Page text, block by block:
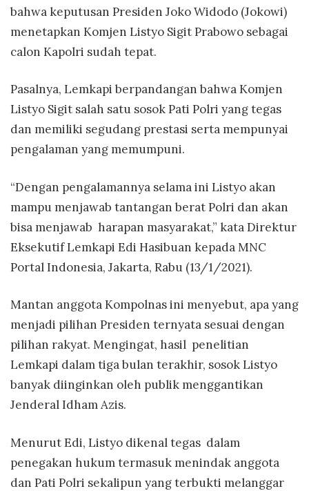
bahwa keputusan Presiden Joko Widodo (Jokowi)
menetapkan Komjen Listyo Sigit Prabowo sebagai
calon Kapolri sudah tepat.
Pasalnya, Lemkapi berpandangan bahwa Komjen
Listyo Sigit salah satu sosok Pati Polri yang tegas
dan memiliki segudang prestasi serta mempunyai
pengalaman yang memumpuni.
“Dengan pengalamannya selama ini Listyo akan
mampu menjawab tantangan berat Polri dan akan
bisa menjawab harapan masyarakat,” kata Direktur
Eksekutif Lemkapi Edi Hasibuan kepada MNC
Portal Indonesia, Jakarta, Rabu (13/1/2021).
Mantan anggota Kompolnas ini menyebut, apa yang
menjadi pilihan Presiden ternyata sesuai dengan
pilihan rakyat. Mengingat, hasil penelitian
Lemkapi dalam tiga bulan terakhir, sosok Listyo
banyak diinginkan oleh publik menggantikan
Jenderal Idham Azis.
Menurut Edi, Listyo dikenal tegas dalam
penegakan hukum termasuk menindak anggota
dan Pati Polri sekalipun yang terbukti melanggar